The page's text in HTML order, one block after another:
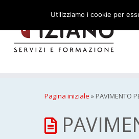
Pagina iniziale » PAVIMENTO
Utilizziamo i cookie per